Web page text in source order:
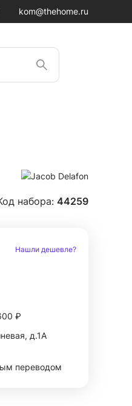
kom@thehome.ru
набора: 44259
Нашли дешевле?
₽
д.1А
переводом